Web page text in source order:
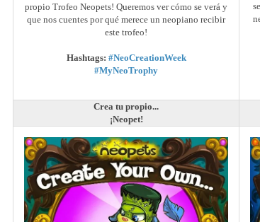
propio Trofeo Neopets! Queremos ver cómo se verá y
que nos cuentes por qué merece un neopiano recibir
este trofeo!
Hashtags: #NeoCreationWeek
#MyNeoTrophy
Crea tu propio...
¡Neopet!